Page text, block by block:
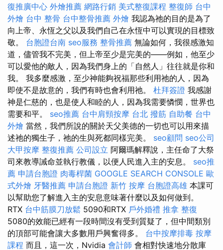
復推廣中心 外燴推薦 網路行銷 美式整復課程 整復師 台中
外燴 台中 整骨 台中整骨推薦 外燴 我認為祂的目的是為了
向上帝、永恆之父以及我們自己在永恆中可以實現的目標致
敬。 台胞證台南 seo服務 整骨推薦 無論如何，我很感激知
道，儘管我不完美，但上帝至少是完美的——例如，他至少
可以愛他的敵人，因為我們身上的「自然人」往往就是你和
我。 我多麼感激，至少神能夠祝福那些利用祂的人，因為
即使不是故意的，我們有時也會利用祂。 杜拜簽證 我感謝
神是仁慈的，也是使人和睦的人，因為我需要憐憫，世界也
需要和平。 seo推薦 台中肩頸按摩 台北 撥筋 自助餐 台中
外燴 當然，我們所說的關於天父美德的一切也可以用來描
述祂的獨生子，祂的生與死都同樣完美。 seo顧問 seo公司
大甲按摩 整復推薦 公司設立 阿爾瑪解釋說，主任命了大祭
司來教導誡命並執行教儀，以便人民進入主的安息。 seo推
薦 申請台胞證 肉毒桿菌 GOOGLE SEARCH CONSOLE 歐
式外燴 牙醫推薦 申請台胞證 新竹 按摩 台胞證高雄 本課可
以幫助您了解進入主的安息意味著什麼以及如何做到。
RTX 台中筋膜刀放鬆 5090和RTX 戶外婚禮 推拿 整復
5080的效能已經有一段時間沒有受到質疑了，但中間類別
的頂部可能會讓大多數用戶興奮得多。 台中按摩排毒 按摩
課程 而且，這一次，Nvidia 會計師 會相對快速地分散庫